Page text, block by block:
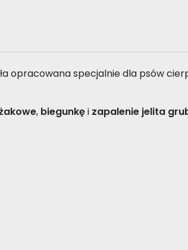
opracowana specjalnie dla psów
, biegunkęi zapalenie jelita